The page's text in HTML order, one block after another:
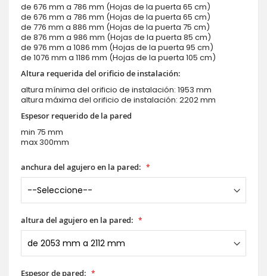
de 676 mm a 786 mm (Hojas de la puerta 65 cm)
de 676 mm a 786 mm (Hojas de la puerta 65 cm)
de 776 mm a 886 mm (Hojas de la puerta 75 cm)
de 876 mm a 986 mm (Hojas de la puerta 85 cm)
de 976 mm a 1086 mm (Hojas de la puerta 95 cm)
de 1076 mm a 1186 mm (Hojas de la puerta 105 cm)
Altura requerida del orificio de instalación:
altura mínima del orificio de instalación: 1953 mm
altura máxima del orificio de instalación: 2202mm
Espesor requerido de la pared
min 75 mm
max 300mm
anchura del agujero en la pared:
altura del agujero en la pared:
Espesor de pared: